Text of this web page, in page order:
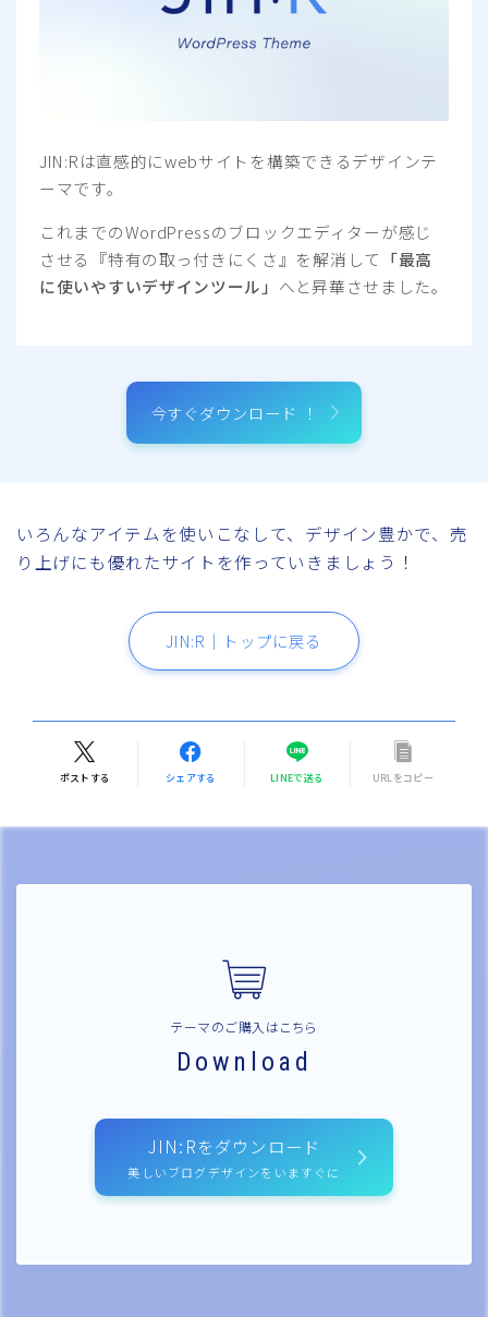
JIN:Rは直感的にwebサイトを構築できるデザインテ
ーマです。
これまでのWordPressのブロックエディターが感じ
させる『特有の取っ付きにくさ』を解消して 「最高
に使いやすいデザインツール」 へと昇華させました。
今すぐダウンロード ！
いろんなアイテムを使いこなして、デザイン豊かで、売
り上げにも優れたサイトを作っていきましょう！
JIN:R｜トップに戻る
ポストする シェアする LINEで送る URLをコピー
テーマのご購入はこちら
Download
JIN:Rをダウンロード
美しいブログデザインをいますぐに